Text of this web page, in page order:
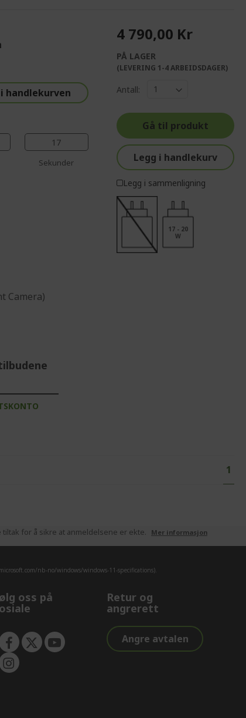
handlekurven
16
Sekunder
Camera)
4 790,00 Kr
PÅ LAGER
(LEVERING 1-4 ARBEIDSDAGER)
Antall:
Gå til produkt
Legg i handlekurv
Legg i sammenligning
17 - 20
W
1
for å sikre at anmeldelsene er ekte. Mer informasjon
nb-no/windows/windows-11-specifications).
oss på Retur og
angrerett
Angre avtalen